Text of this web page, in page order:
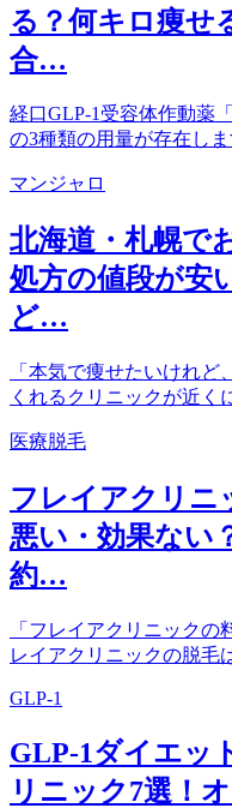
る？何キロ痩せ
合…
経口GLP-1受容体作動薬
の3種類の用量が存在し
マンジャロ
北海道・札幌で
処方の値段が安
ど…
「本気で痩せたいけれ
くれるクリニックが近
医療脱毛
フレイアクリニ
悪い・効果ない
約…
「フレイアクリニック
レイアクリニックの脱
GLP-1
GLP-1ダイエッ
リニック7選！